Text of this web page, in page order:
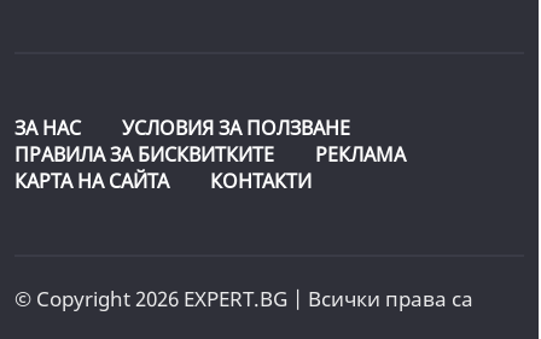
ЗА НАС
УСЛОВИЯ ЗА ПОЛЗВАНЕ
ПРАВИЛА ЗА БИСКВИТКИТЕ
РЕКЛАМА
КАРТА НА САЙТА
КОНТАКТИ
© Copyright 2026 EXPERT.BG | Всички права са